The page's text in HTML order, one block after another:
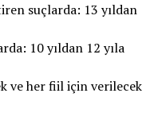
suçlarda: 13 yıldan
10 yıldan 12 yıla
ve her fiil için verilecek